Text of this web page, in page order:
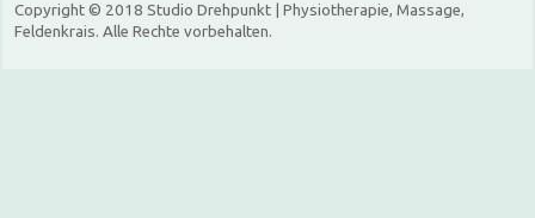
Copyright © 2018 Studio Drehpunkt | Physiotherapie, Massage,
Feldenkrais. Alle Rechte vorbehalten.